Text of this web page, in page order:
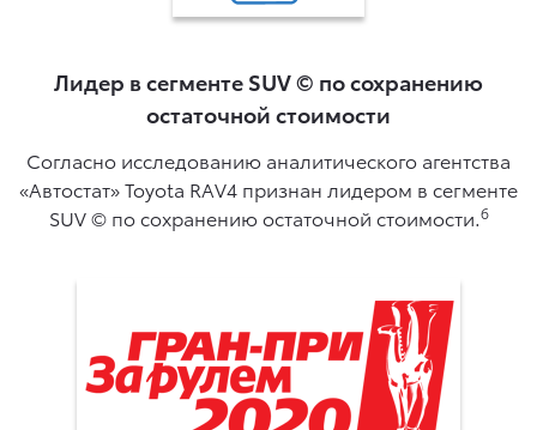
Лидер в сегменте SUV © по сохранению
остаточной стоимости
Согласно исследованию аналитического агентства
«Автостат» Toyota RAV4 признан лидером в сегменте
SUV © по сохранению остаточной стоимости. 6